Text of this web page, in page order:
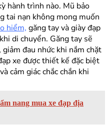
hành trình nào. Mũ bảo
tai nạn không mong muốn
hiểm, găng tay và giày đạp
di chuyển. Găng tay sẽ
đau nhức khi nắm chặt
xe được thiết kế đặc biệt
cảm giác chắc chắn khi
nang mua xe đạp địa